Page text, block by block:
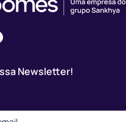
Newsletter!